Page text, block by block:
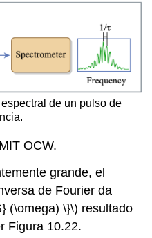
de un pulso de
OCW.
grande, el
de Fourier da
(\omega) \}\) resultado
Figura 10.22.